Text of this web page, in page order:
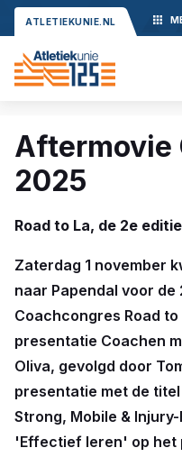
ATLETIEKUNIE.NL
Aftermovie
2025
Road to La, de 2e editie
Zaterdag 1 november
naar Papendal voor de
Coachcongres Road
presentatie Coachen
Oliva, gevolgd door
presentatie met de
Strong, Mobile &
'Effectief leren' op het